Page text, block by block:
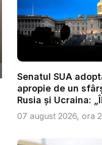
Senatul SUA
apropie de un
Rusia și Ucraina:
acolo...
07 august 2026, ora